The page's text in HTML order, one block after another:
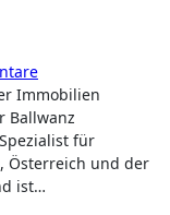
Ballwanz
für
Österreich und der
ist…